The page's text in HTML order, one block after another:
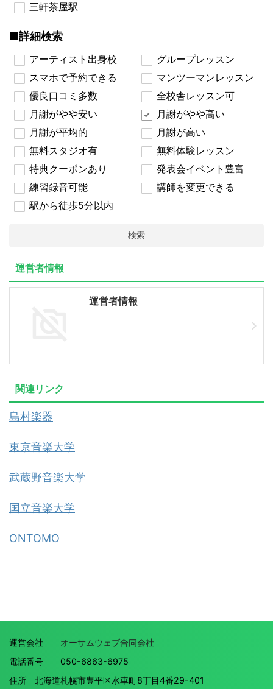
三軒茶屋駅
■詳細検索
アーティスト出身校
グループレッスン
スマホで予約できる
マンツーマンレッスン
優良口コミ多数
全校舎レッスン可
月謝がやや安い
月謝がやや高い
月謝が平均的
月謝が高い
無料スタジオ有
無料体験レッスン
特典クーポンあり
発表会イベント豊富
練習録音可能
講師を変更できる
駅から徒歩5分以内
検索
運営者情報
運営者情報
関連リンク
島村楽器
東京音楽大学
武蔵野音楽大学
国立音楽大学
ONTOMO
運営会社 オーサムウェブ合同会社
電話番号 050-6863-6975
住所 北海道札幌市豊平区水車町8丁目4番29-401